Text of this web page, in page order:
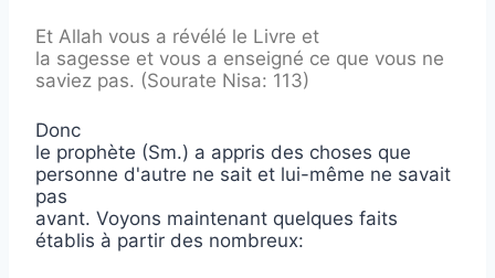
Et Allah vous a révélé le Livre et
la sagesse et vous a enseigné ce que vous ne
saviez pas. (Sourate Nisa: 113)
Donc
le prophète (Sm.) a appris des choses que
personne d'autre ne sait et lui-même ne savait
pas
avant. Voyons maintenant quelques faits
établis à partir des nombreux: